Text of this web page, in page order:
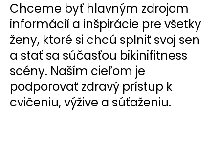
Chceme byť hlavným zdrojom
informácií a inšpirácie pre všetky
ženy, ktoré si chcú splniť svoj sen
a stať sa súčasťou bikinifitness
scény. Naším cieľom je
podporovať zdravý prístup k
cvičeniu, výžive a súťaženiu.